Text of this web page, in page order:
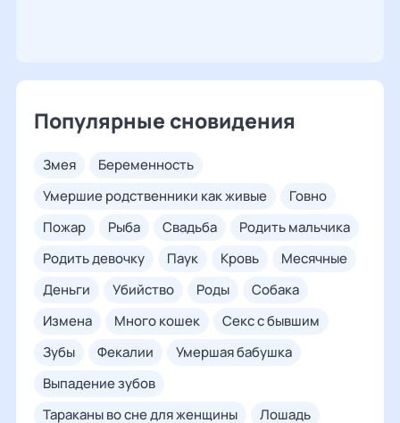
Популярные сновидения
змея
беременность
умершие родственники как живые
говно
пожар
рыба свадьба
родить мальчика
родить девочку
паук кровь
месячные
деньги
убийство роды
собака
измена
много кошек
секс с бывшим
зубы
фекалии
умершая бабушка
выпадение зубов
тараканы во сне для женщины
лошадь